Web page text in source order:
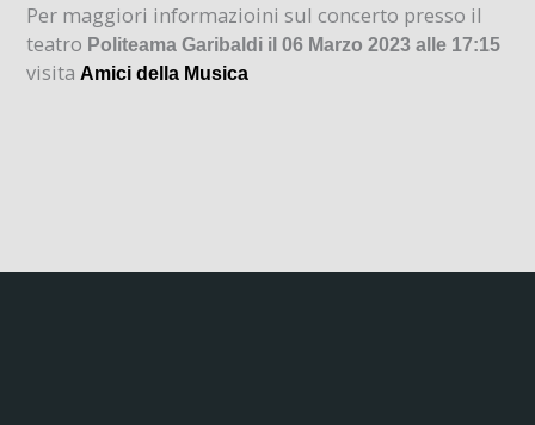
Per maggiori informazioini sul concerto presso il
teatro Politeama Garibaldi il 06 Marzo 2023 alle 17:15
visita Amici della Musica